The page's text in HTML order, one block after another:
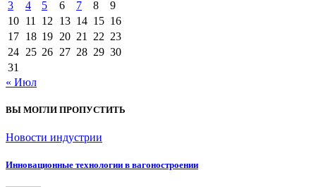
3 4 5 6 7 8
9
10 11 12 13 14 15 16
17 18 19 20 21 22 23
24 25 26 27 28 29 30
31
« Июл
ВЫ МОГЛИ ПРОПУСТИТЬ
Новости индустрии
Инновационные технологии в вагоностроении